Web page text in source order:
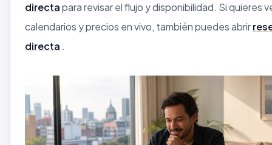
directapara revisar el flujo y disponibilidad. Si quieres
calendarios y precios en vivo, también puedes abrir
directa .